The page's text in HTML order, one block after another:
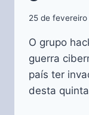
25 de
O grupo
guerra
país ter
desta